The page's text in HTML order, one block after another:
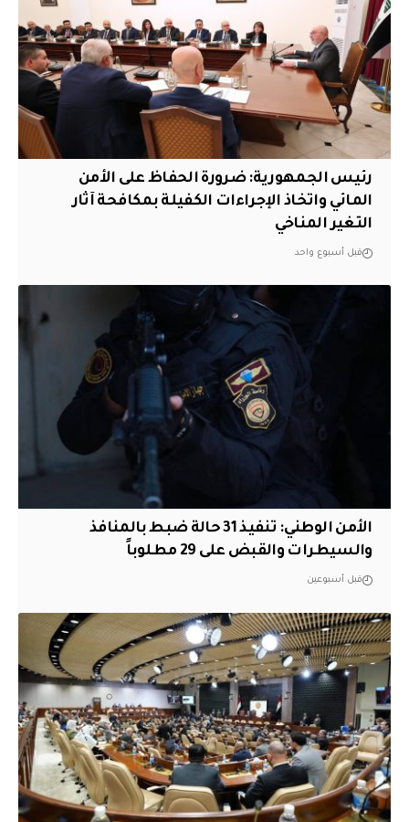
رئيس الجمهورية: ضرورة الحفاظ على الأمن
المائي واتخاذ الإجراءات الكفيلة بمكافحة آثار
التغير المناخي
قبل أسبوع واحد
الأمن الوطني: تنفيذ 31 حالة ضبط بالمنافذ
والسيطرات والقبض على 29 مطلوباً
قبل أسبوعين